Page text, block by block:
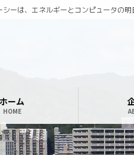
ーは、エネルギーとコンピュータの明
ホーム
HOME